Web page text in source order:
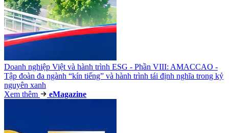
Doanh nghiệp Việt và hành trình ESG - Phần VIII: AMACCAO -
Tập đoàn đa ngành “kín tiếng” và hành trình tái định nghĩa trong kỷ
nguyên xanh
Xem thêm
eMagazine